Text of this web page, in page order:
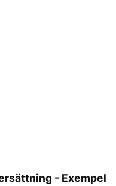
- Exempel